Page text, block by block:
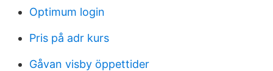
Optimum login
Pris på adr kurs
Gåvan visby öppettider